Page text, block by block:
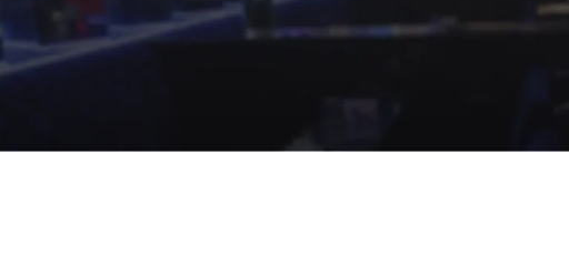
ATOM-VENUS- ATOM-
大阪・ミナミ 東京・歌舞伎町
トピックス